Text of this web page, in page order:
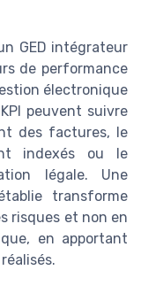
GED intégrateur
de performance
électronique
peuvent suivre
des factures, le
indexés ou le
légale. Une
transforme
risques et non en
en apportant